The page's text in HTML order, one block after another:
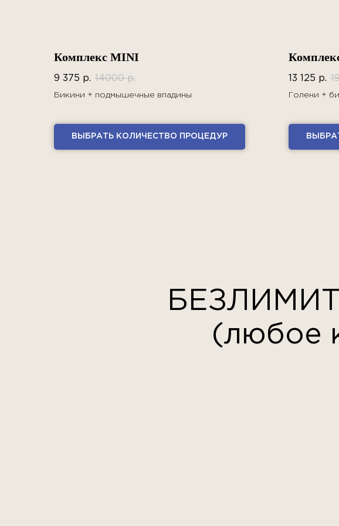
Комплекс MINI
9 375 р. 14000 р.
Бикини + подмышечные впадины
ВЫБРАТЬ КОЛИЧЕСТВО ПРОЦЕДУР
13 125 р.
Голени +
(любое